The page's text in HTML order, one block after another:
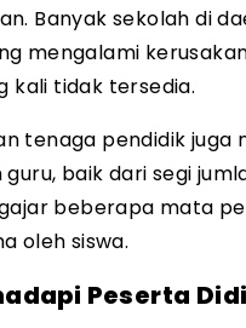
Banyak sekolah di
mengalami
kali tidak tersedia.
tenaga pendidik juga
baik dari segi
beberapa mata
oleh siswa.
Peserta